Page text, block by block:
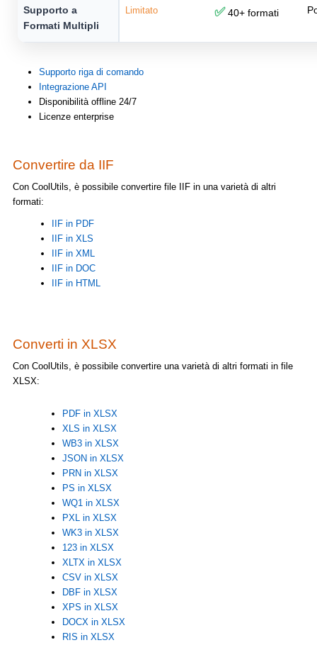
Supporto a
Formati Multipli
Limitato ✅40+ formati
Supporto riga di comando
Integrazione API
Disponibilità offline 24/7
Licenze enterprise
Convertire da IIF
Con CoolUtils, è possibile convertire file IIF in una varietà di altri
formati:
IIF in PDF
IIF in XLS
IIF in XML
IIF in DOC
IIF in HTML
Converti in XLSX
Con CoolUtils, è possibile convertire una varietà di altri formati in file
XLSX:
PDF in XLSX
XLS in XLSX
WB3 in XLSX
JSON in XLSX
PRN in XLSX
PS in XLSX
WQ1 in XLSX
PXL in XLSX
WK3 in XLSX
123 in XLSX
XLTX in XLSX
CSV in XLSX
DBF in XLSX
XPS in XLSX
DOCX in XLSX
RIS in XLSX